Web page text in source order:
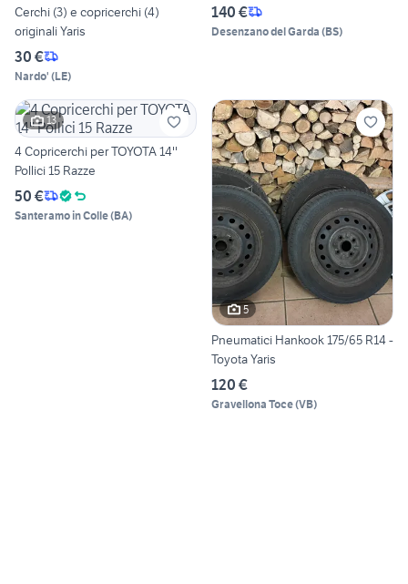
Cerchi (3) e copricerchi (4)
originali Yaris
30 €
Nardo' (LE)
140 €
Desenzano del Garda (BS)
13
4 Copricerchi per TOYOTA 14''
Pollici 15 Razze
50 €
Santeramo in Colle(BA)
5
Pneumatici Hankook 175/65 R14 -
Toyota Yaris
120 €
Gravellona Toce(VB)